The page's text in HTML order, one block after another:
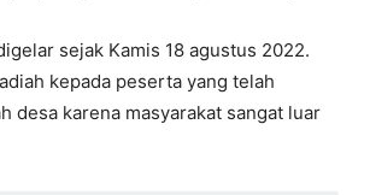
sejak Kamis 18 agustus 2022.
kepada peserta yang telah
desa karena masyarakat sangat luar